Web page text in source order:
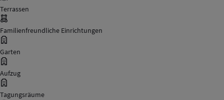
Terrassen
Familienfreundliche Einrichtungen
Garten
Aufzug
Tagungsräume